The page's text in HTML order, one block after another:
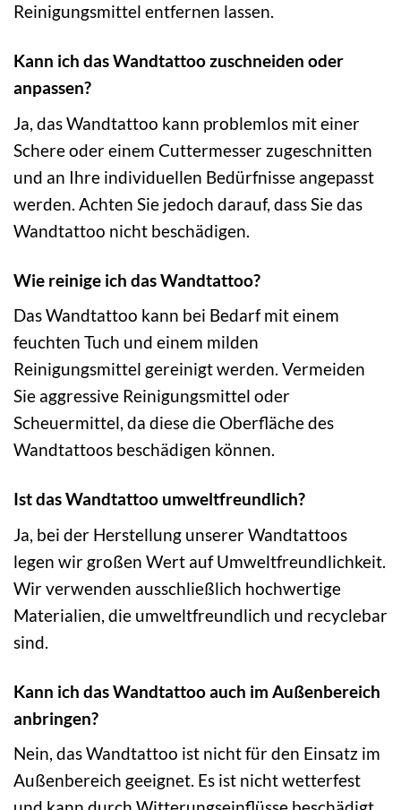
Reinigungsmittel entfernen lassen.
Kann ich das Wandtattoo zuschneiden oder
anpassen?
Ja, das Wandtattoo kann problemlos mit einer
Schere oder einem Cuttermesser zugeschnitten
und an Ihre individuellen Bedürfnisse angepasst
werden. Achten Sie jedoch darauf, dass Sie das
Wandtattoo nicht beschädigen.
Wie reinige ich das Wandtattoo?
Das Wandtattoo kann bei Bedarf mit einem
feuchten Tuch und einem milden
Reinigungsmittel gereinigt werden. Vermeiden
Sie aggressive Reinigungsmittel oder
Scheuermittel, da diese die Oberfläche des
Wandtattoos beschädigen können.
Ist das Wandtattoo umweltfreundlich?
Ja, bei der Herstellung unserer Wandtattoos
legen wir großen Wert auf Umweltfreundlichkeit.
Wir verwenden ausschließlich hochwertige
Materialien, die umweltfreundlich und recyclebar
sind.
Kann ich das Wandtattoo auch im Außenbereich
anbringen?
Nein, das Wandtattoo ist nicht für den Einsatz im
Außenbereich geeignet. Es ist nicht wetterfest